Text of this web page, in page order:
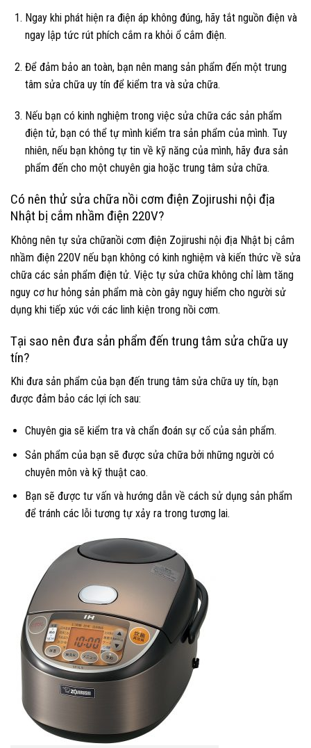
Ngay khi phát hiện ra điện áp không đúng, hãy tắt nguồn điện và
ngay lập tức rút phích cắm ra khỏi ổ cắm điện.
Để đảm bảo an toàn, bạn nên mang sản phẩm đến một trung
tâm sửa chữa uy tín để kiểm tra và sửa chữa.
Nếu bạn có kinh nghiệm trong việc sửa chữa các sản phẩm
điện tử, bạn có thể tự mình kiểm tra sản phẩm của mình. Tuy
nhiên, nếu bạn không tự tin về kỹ năng của mình, hãy đưa sản
phẩm đến cho một chuyên gia hoặc trung tâm sửa chữa.
Có nên thử sửa chữa nồi cơm điện Zojirushi nội địa
Nhật bị cắm nhầm điện 220V?
Không nên tự sửa chữanồi cơm điện Zojirushi nội địa Nhật bị cắm
nhầm điện 220V nếu bạn không có kinh nghiệm và kiến thức về sửa
chữa các sản phẩm điện tử. Việc tự sửa chữa không chỉ làm tăng
nguy cơ hư hỏng sản phẩm mà còn gây nguy hiểm cho người sử
dụng khi tiếp xúc với các linh kiện trong nồi cơm.
Tại sao nên đưa sản phẩm đến trung tâm sửa chữa uy
tín?
Khi đưa sản phẩm của bạn đến trung tâm sửa chữa uy tín, bạn
được đảm bảo các lợi ích sau:
Chuyên gia sẽ kiểm tra và chẩn đoán sự cố của sản phẩm.
Sản phẩm của bạn sẽ được sửa chữa bởi những người có
chuyên môn và kỹ thuật cao.
Bạn sẽ được tư vấn và hướng dẫn về cách sử dụng sản phẩm
để tránh các lỗi tương tự xảy ra trong tương lai.